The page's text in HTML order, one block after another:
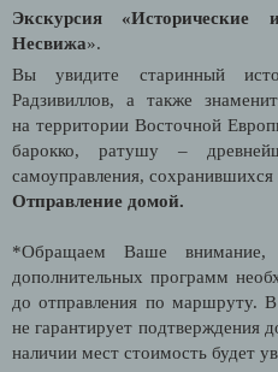
Экскурсия «Исторические
Несвижа».
Вы увидите старинный
Радзивиллов, а также
на территории Восточной
барокко, ратушу –
самоуправления,
Отправление домой.
*Обращаем Ваше внимание,
дополнительных программ
до отправления по маршруту.
не гарантирует подтверждения
наличии мест стоимость будет